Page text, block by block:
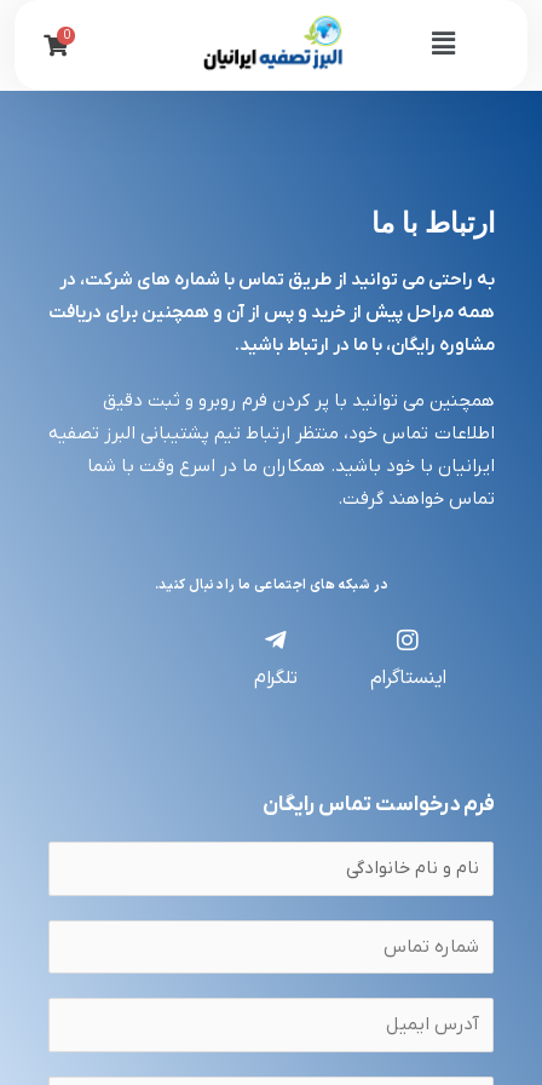
Flyout
Menu
0
ارتباط با ما
به راحتی می توانید از طریق تماس با شماره های شرکت، در
همه مراحل پیش از خرید و پس از آن و همچنین برای دریافت
مشاوره رایگان، با ما در ارتباط باشید.
همچنین می توانید با پر کردن فرم روبرو و ثبت دقیق
اطلاعات تماس خود، منتظر ارتباط تیم پشتیبانی البرز تصفیه
ایرانیان با خود باشید. همکاران ما در اسرع وقت با شما
تماس خواهند گرفت.
در شبکه های اجتماعی ما را دنبال کنید.
اینستاگرام تلگرام
فرم درخواست تماس رایگان
ا
م
م
ا
ی
م